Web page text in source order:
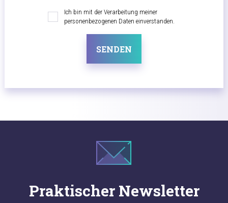
Ich bin mit der Verarbeitung meiner
personenbezogenen Daten einverstanden.
SENDEN
Praktischer Newsletter